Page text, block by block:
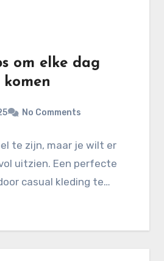
om elke dag
No Comments
te zijn, maar je wilt er
uitzien. Een perfecte
casual kleding te…